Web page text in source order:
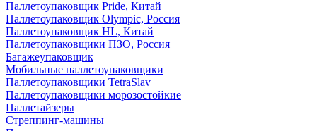
Паллетоупаковщик Pride, Китай
Паллетоупаковщик Olympic, Россия
Паллетоупаковщик HL, Китай
Паллетоупаковщики ПЗО, Россия
Багажеупаковщик
Мобильные паллетоупаковщики
Паллетоупаковщики TetraSlav
Паллетоупаковщики морозостойкие
Паллетайзеры
Стреппинг-машины